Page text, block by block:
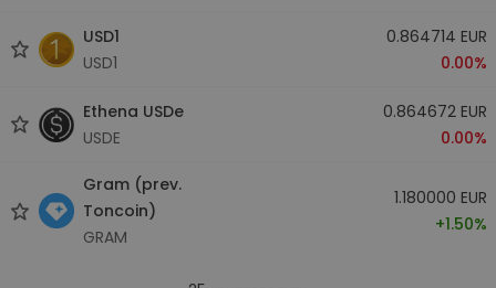
USD1
USD1
0.864714 EUR
0.00%
Ethena USDe
USDE
0.864672 EUR
0.00%
Gram (prev.
Toncoin)
GRAM
1.180000 EUR
+1.50%